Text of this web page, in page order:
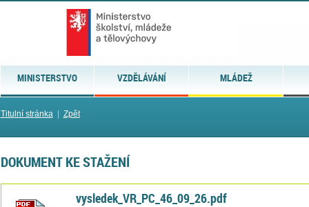
MINISTERSTVO VZDĚLÁVÁNÍ MLÁDEŽ
Titulní stránka| Zpět
DOKUMENT KE STAŽENÍ
vysledek_VR_PC_46_09_26.pdf